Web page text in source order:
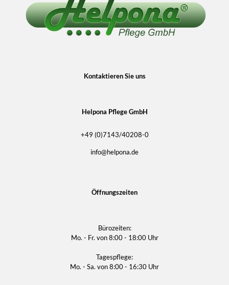
Kontaktieren Sie uns
Helpona Pflege GmbH
+49 (0)7143/40208-0
info@helpona.de
Öffnungszeiten
Bürozeiten:
Mo. - Fr. von 8:00 - 18:00 Uhr
Tagespflege:
Mo. - Sa. von 8:00 - 16:30 Uhr